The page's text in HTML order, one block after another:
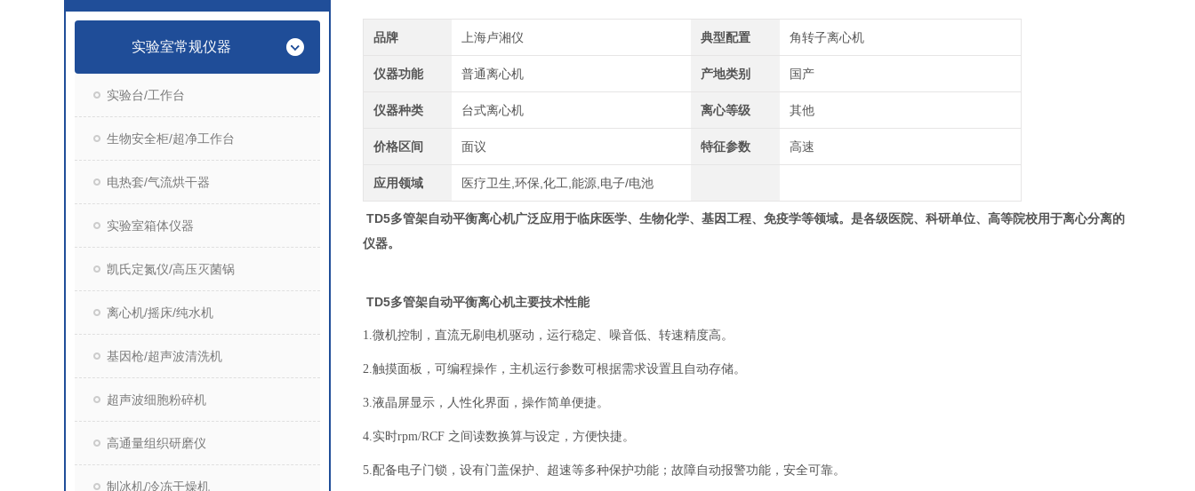
实验室常规仪器
实验台/工作台
生物安全柜/超净工作台
电热套/气流烘干器
实验室箱体仪器
凯氏定氮仪/高压灭菌锅
离心机/摇床/纯水机
基因枪/超声波清洗机
超声波细胞粉碎机
高通量组织研磨仪
制冰机/冷冻干燥机
品牌 上海卢湘仪 典型配置 角转子离心机
仪器功能 普通离心机 产地类别 国产
仪器种类 台式离心机 离心等级 其他
价格区间 面议 特征参数 高速
应用领域 医疗卫生,环保,化工,能源,电子/电池
TD5多管架自动平衡离心机广泛应用于临床医学、生物化学、基因工程、免疫学等领域。是各级医院、科研单位、高等院校用于离心分离的
仪器。
TD5多管架自动平衡离心机主要技术性能
1.微机控制，直流无刷电机驱动，运行稳定、噪音低、转速精度高。
2.触摸面板，可编程操作，主机运行参数可根据需求设置且自动存储。
3.液晶屏显示，人性化界面，操作简单便捷。
4.实时rpm/RCF 之间读数换算与设定，方便快捷。
5.配备电子门锁，设有门盖保护、超速等多种保护功能；故障自动报警功能，安全可靠。